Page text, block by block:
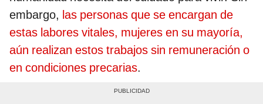
embargo, las personas que se encargan de
estas labores vitales, mujeres en su mayoría,
aún realizan estos trabajos sin remuneración o
en condiciones precarias.